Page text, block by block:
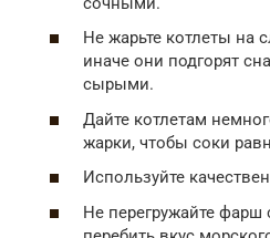
Не жарьте котлеты на
иначе они подгорят
сырыми.
Дайте котлетам
жарки, чтобы соки
Используйте
Не перегружайте